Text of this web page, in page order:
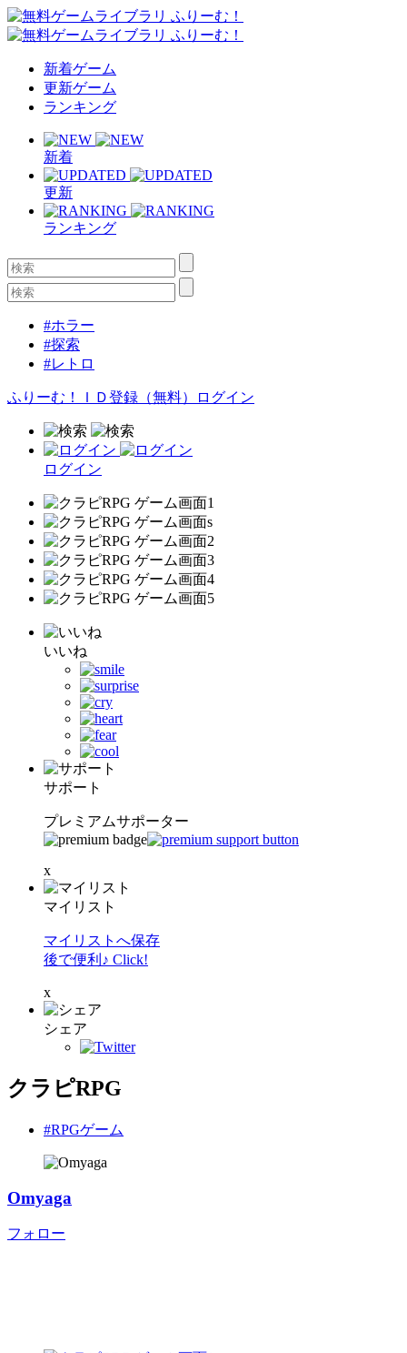
新着ゲーム
更新ゲーム
ランキング
新着
更新
ランキング
#ホラー
#探索
#レトロ
ふりーむ！ＩＤ登録（無料） ログイン
ログイン
いいね
サポート
プレミアムサポーター
x
マイリスト
マイリストへ保存
後で便利♪ Click!
x
シェア
クラピRPG
#RPGゲーム
Omyaga
フォロー